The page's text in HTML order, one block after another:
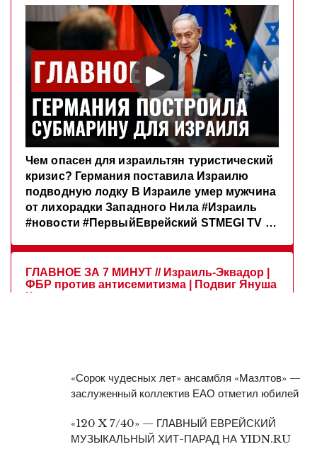
«Сорок чудесных лет» ансамбля «Мазлтов» —
заслуженный коллектив ЕАО отметил юбилей
«120 X 7/40» — ГЛАВНЫЙ ЕВРЕЙСКИЙ
МУЗЫКАЛЬНЫЙ ХИТ-ПАРАД НА YIDN.RU